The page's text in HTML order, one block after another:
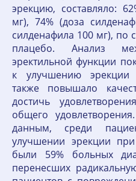
эрекцию, составляло:
мг), 74% (доза
силденафила 100 мг), по
плацебо. Анализ
эректильной функции
к улучшению эрекции
также повышало
достичь
общего
данным, среди
улучшении эрекции
были 59% больных
перенесших